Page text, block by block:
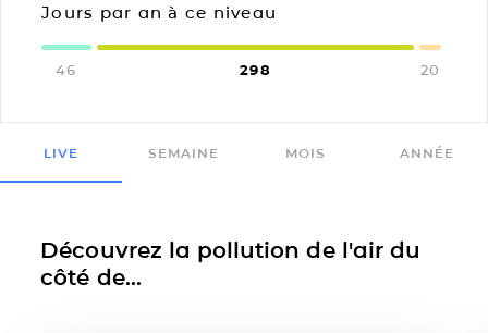
Jours par an à ce niveau
46 298 20
LIVE SEMAINE MOIS ANNÉE
Découvrez la pollution de l'air du
côté de...